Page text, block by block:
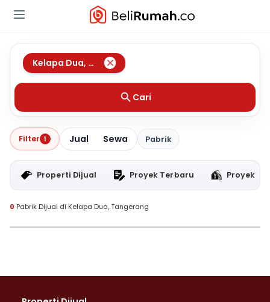
Kelapa Dua, Tangerang
Cari
Filter 1 Jual Sewa Pabrik
Properti Dijual Proyek Terbaru Proyek
0 Pabrik Dijual di Kelapa Dua, Tangerang